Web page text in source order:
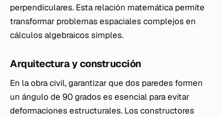
perpendiculares. Esta relación matemática permite
transformar problemas espaciales complejos en
cálculos algebraicos simples.
Arquitectura y construcción
En la obra civil, garantizar que dos paredes formen
un ángulo de 90 grados es esencial para evitar
deformaciones estructurales. Los constructores